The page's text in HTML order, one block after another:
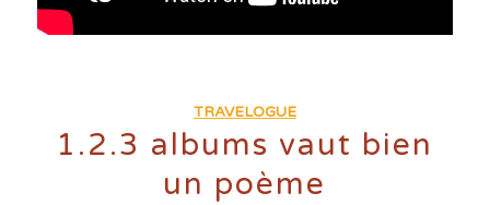
TRAVELOGUE
1.2.3 albums vaut bien
un poème